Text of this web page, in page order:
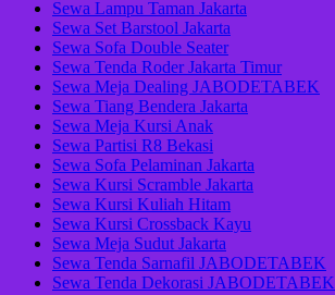
Sewa Lampu Taman Jakarta
Sewa Set Barstool Jakarta
Sewa Sofa Double Seater
Sewa Tenda Roder Jakarta Timur
Sewa Meja Dealing JABODETABEK
Sewa Tiang Bendera Jakarta
Sewa Meja Kursi Anak
Sewa Partisi R8 Bekasi
Sewa Sofa Pelaminan Jakarta
Sewa Kursi Scramble Jakarta
Sewa Kursi Kuliah Hitam
Sewa Kursi Crossback Kayu
Sewa Meja Sudut Jakarta
Sewa Tenda Sarnafil JABODETABEK
Sewa Tenda Dekorasi JABODETABEK